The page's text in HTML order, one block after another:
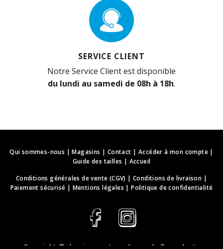
SERVICE CLIENT
Notre Service Client est disponible
du lundi au samedi de 08h à 18h.
Qui sommes-nous |Magasins | Contact | Accéder à mon compte|
Guide des tailles | Accueil
Conditions générales de vente (CGV) |Conditions de livraison |
Paiement sécurisé | Mentions légales |Politique de confidentialité
Copyright © deguisements-cadeaux.ch . Tous droits